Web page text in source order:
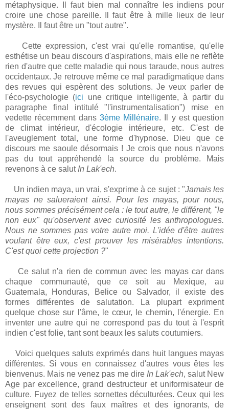
métaphysique. Il faut bien mal connaître les indiens pour
croire une chose pareille. Il faut être à mille lieux de leur
mystère. Il faut être un "tout autre".
Cette expression, c'est vrai qu'elle romantise, qu'elle
esthétise un beau discours d'aspirations, mais elle ne reflète
rien d'autre que cette maladie qui nous taraude, nous autres
occidentaux. Je retrouve même ce mal paradigmatique dans
des revues qui espèrent des solutions. Je veux parler de
l'éco-psychologie (ici une critique intelligente, à partir du
paragraphe final intitulé "l'instrumentalisation") mise en
vedette récemment dans 3ème Millénaire. Il y est question
de climat intérieur, d'écologie intérieure, etc. C'est de
l'aveuglement total, une forme d'hypnose. Dieu que ce
discours me saoule désormais ! Je crois que nous n'avons
pas du tout appréhendé la source du problème. Mais
revenons à ce salut In Lak'ech.
Un indien maya, un vrai, s'exprime à ce sujet : "Jamais les
mayas ne salueraient ainsi. Pour les mayas, pour nous,
nous sommes précisément cela : le tout autre, le différent, "le
non eux" qu'observent avec curiosité les anthropologues.
Nous ne sommes pas votre autre moi. L'idée d'être autres
voulant être eux, c'est prouver les misérables intentions.
C'est quoi cette projection ?"
Ce salut n'a rien de commun avec les mayas car dans
chaque communauté, que ce soit au Mexique, au
Guatemala, Honduras, Belice ou Salvador, il existe des
formes différentes de salutation. La plupart expriment
quelque chose sur l'âme, le cœur, le chemin, l'énergie. En
inventer une autre qui ne correspond pas du tout à l'esprit
indien c'est folie, tant sont beaux les saluts coutumiers.
Voici quelques saluts exprimés dans huit langues mayas
différentes. Si vous en connaissez d'autres vous êtes les
bienvenus. Mais ne venez pas me dire In Lak'ech, salut New
Age par excellence, grand destructeur et uniformisateur de
culture. Fuyez de telles sornettes déculturées. Ceux qui les
enseignent sont des faux maîtres et des ignorants, de